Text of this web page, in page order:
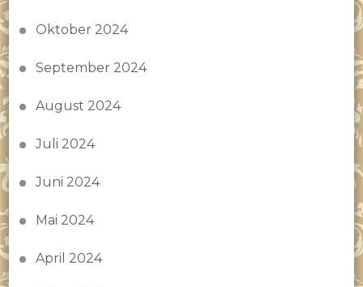
Oktober 2024
September 2024
August 2024
Juli 2024
Juni 2024
Mai 2024
April 2024